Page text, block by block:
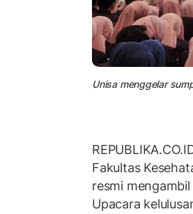
Unisa menggelar
Fakultas
resmi
Upacara